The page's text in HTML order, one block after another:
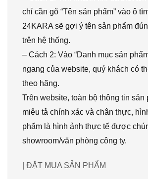
chỉ cần gõ “Tên sản phẩm” vào ô
24KARA sẽ gợi ý tên sản phẩm
trên hệ thống.
– Cách 2: Vào “Danh mục sản
ngang của website, quý khách có
theo hãng.
Trên website, toàn bộ thông tin
miêu tả chính xác và chân thực,
phẩm là hình ảnh thực tế được
showroom/văn phòng công ty.
| ĐẶT MUA SẢN PHẨM